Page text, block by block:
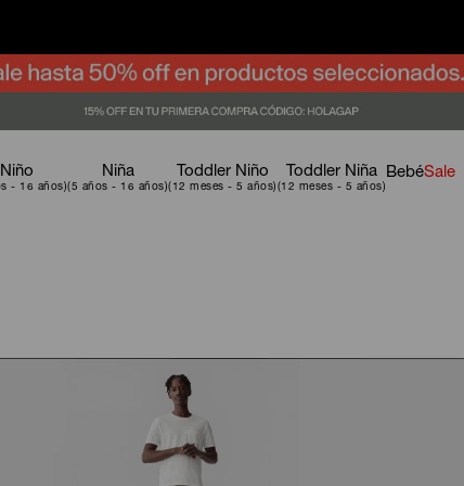
Niño Niña Toddler Niño Toddler Niña BebéSale